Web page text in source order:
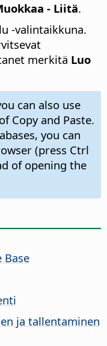
- Liitä.
-valintaikkuna.
merkitä Luo
can also use
Copy and Paste.
you can
(press Ctrl
of opening the
Base
ja tallentaminen